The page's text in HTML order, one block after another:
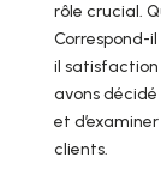
rôle crucial.
Correspond-
il satisfaction
avons
et
clients.